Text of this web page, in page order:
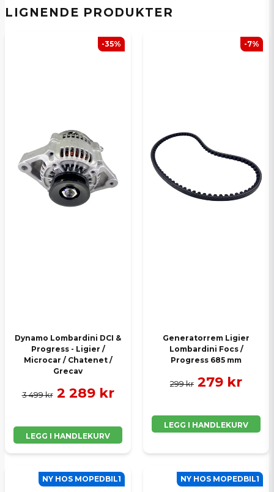
LIGNENDE PRODUKTER
Dynamo Lombardini DCI &
Progress - Ligier /
Microcar / Chatenet /
Grecav
3 499 kr 2 289 kr
LEGG I HANDLEKURV
-35%
Generatorrem Ligier
Lombardini Focs /
Progress 685 mm
299 kr 279 kr
LEGG I HANDLEKURV
-7%
NY HOS MOPEDBIL1 NY HOS MOPEDBIL1
Send spørsmål